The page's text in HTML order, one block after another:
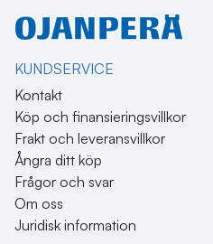
KUNDSERVICE
Kontakt
Köp och finansieringsvillkor
Frakt och leveransvillkor
Ångra ditt köp
Frågor och svar
Om oss
Juridisk information